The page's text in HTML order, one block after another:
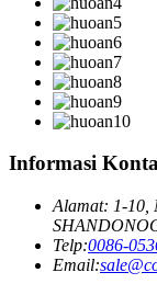
Informasi
Alamat: 1-10,
Telp:0086-
Email: